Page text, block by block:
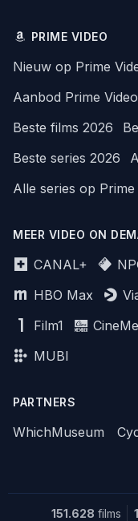
PRIME VIDEO
Nieuw op Prime
Aanbod Prime Video
Beste films 2026
Beste series 2026
Alle series op Prime
MEER VIDEO ON
CANAL+
HBO Max
Film1
MUBI
PARTNERS
WhichMuseum
151.628 films